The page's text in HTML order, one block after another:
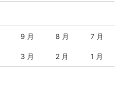
9 月 8 月 7 月
3 月 2 月 1 月